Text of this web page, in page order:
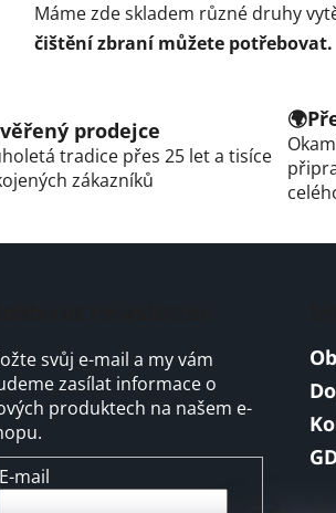
Máme zde skladem různé druhy
čištění zbraní můžete potřebovat.
prodejce
tradice přes 25 let a tisíce
zákazníků
svůj e-mail a my vám
zasílat informace o
produktech na našem e-
E-mail